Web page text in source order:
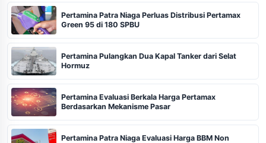
Pertamina Patra Niaga Perluas Distribusi Pertamax
Green 95 di 180 SPBU
Pertamina Pulangkan Dua Kapal Tanker dari Selat
Hormuz
Pertamina Evaluasi Berkala Harga Pertamax
Berdasarkan Mekanisme Pasar
Pertamina Patra Niaga Evaluasi Harga BBM Non